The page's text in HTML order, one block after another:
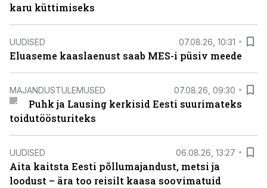
karu küttimiseks
UUDISED 07.08.26, 10:31
Eluaseme kaaslaenust saab MES-i püsiv meede
MAJANDUSTULEMUSED 07.08.26, 09:30
Puhk ja Lausing kerkisid Eesti suurimateks
toidutöösturiteks
UUDISED 06.08.26, 13:27
Aita kaitsta Eesti põllumajandust, metsi ja
loodust – ära too reisilt kaasa soovimatuid